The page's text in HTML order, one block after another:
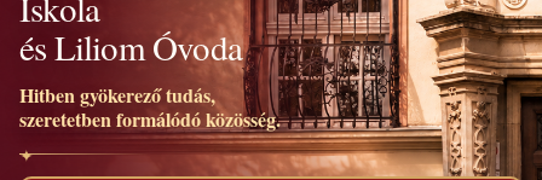
és Liliom Óvoda
Hitben gyökerező tudás,
szeretetben formálódó közösség.